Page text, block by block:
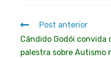
Post anterior
Cândido Godói convida
palestra sobre